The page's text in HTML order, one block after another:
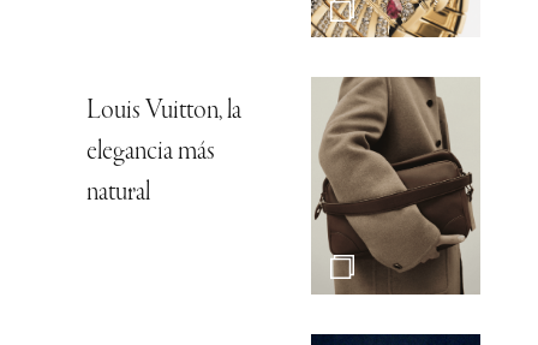
Louis Vuitton, la
elegancia más
natural